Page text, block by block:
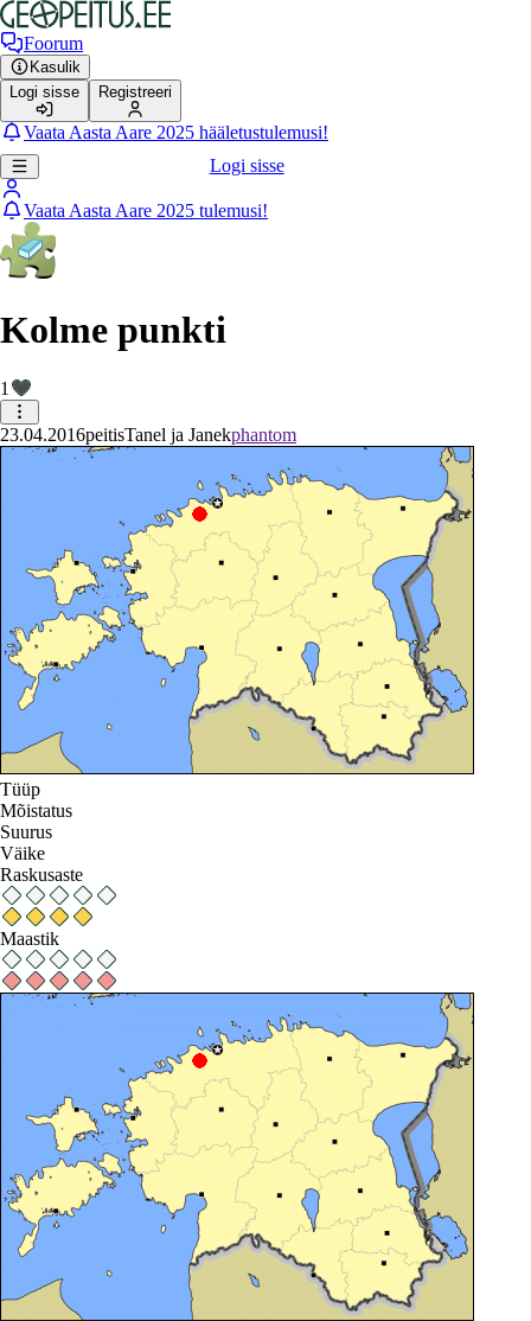
Foorum
Kasulik
Logi sisse
Registreeri
Vaata Aasta Aare 2025 hääletustulemusi!
Logi sisse
Vaata Aasta Aare 2025 tulemusi!
Kolme punkti
1
23.04.2016peitisTanel ja Janekphantom
Tüüp
Mõistatus
Suurus
Väike
Raskusaste
Maastik